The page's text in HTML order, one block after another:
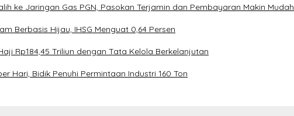
ke Jaringan Gas PGN, Pasokan Terjamin dan Pembayaran Makin Mudah
Berbasis Hijau, IHSG Menguat 0,64 Persen
Rp184,45 Triliun dengan Tata Kelola Berkelanjutan
Hari, Bidik Penuhi Permintaan Industri 160 Ton